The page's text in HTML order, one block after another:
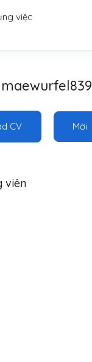
maewurfel839
CV Mời
viên